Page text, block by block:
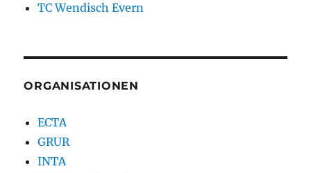
TC Wendisch Evern
ORGANISATIONEN
ECTA
GRUR
INTA